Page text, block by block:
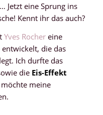
Jetzt eine Sprung ins
Kennt ihr das auch?
Yves Rochereine
die das
Ich durfte das
die Eis-Effekt
meine